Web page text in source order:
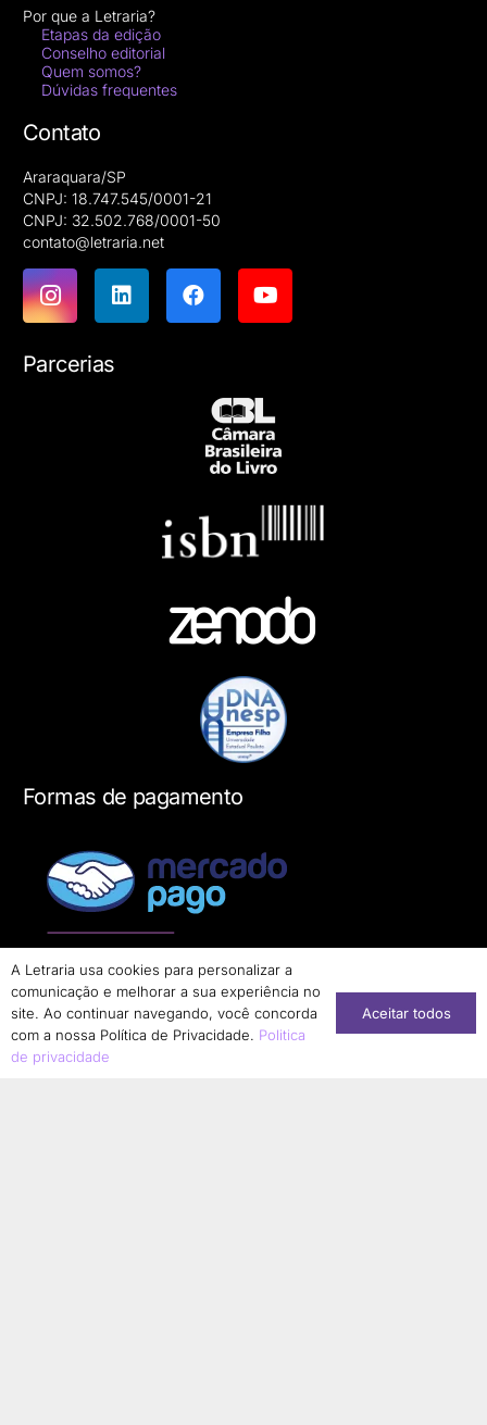
Por que a Letraria?
Etapas da edição
Conselho editorial
Quem somos?
Dúvidas frequentes
Contato
Araraquara/SP
CNPJ: 18.747.545/0001-21
CNPJ: 32.502.768/0001-50
contato@letraria.net
Parcerias
Formas de pagamento
A Letraria usa cookies para personalizar a
comunicação e melhorar a sua experiência no
site. Ao continuar navegando, você concorda
com a nossa Política de Privacidade. Politica
de privacidade
Aceitar todos